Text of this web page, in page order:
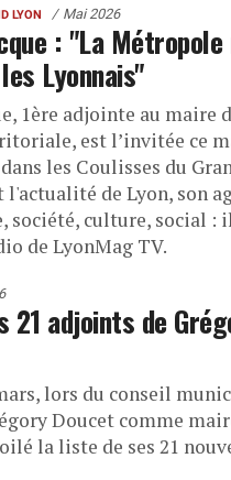
LYON Mai 2026
: "La
Lyonnais"
1ère adjointe au maire
est l’invitée ce
les Coulisses du
de Lyon, son
société, culture, social :
de LyonMag TV.
21 adjoints de
lors du conseil
Doucet comme
la liste de ses 21